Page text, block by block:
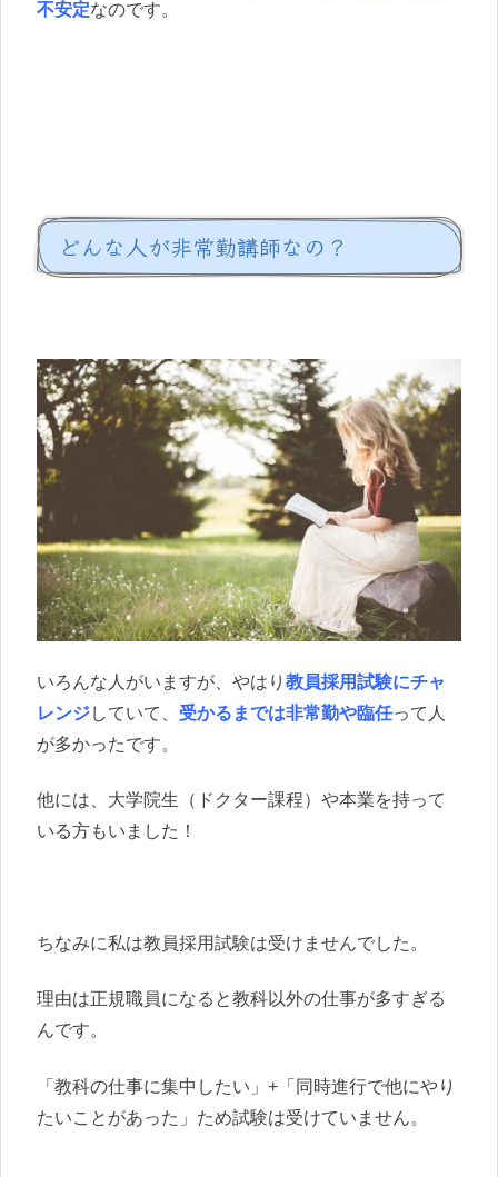
不安定なのです。
どんな人が非常勤講師なの？
いろんな人がいますが、やはり 教員採用試験にチャ
レンジしていて、 受かるまでは非常勤や臨任って人
が多かったです。
他には、大学院生（ドクター課程）や本業を持って
いる方もいました！
ちなみに私は教員採用試験は受けませんでした。
理由は正規職員になると教科以外の仕事が多すぎる
んです。
「教科の仕事に集中したい」+「同時進行で他にやり
たいことがあった」ため試験は受けていません。